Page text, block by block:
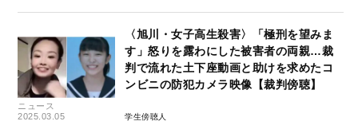
ニュース
2025.03.05
〈旭川・女子高生殺害〉「極刑を望みま
す」怒りを露わにした被害者の両親…裁
判で流れた土下座動画と助けを求めたコ
ンビニの防犯カメラ映像【裁判傍聴】
学生傍聴人